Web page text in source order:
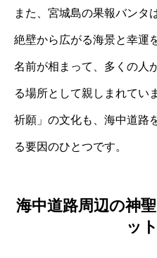
また、宮城島の果報バンタ
絶壁から広がる海景と幸運
名前が相まって、多くの人
る場所として親しまれてい
祈願」の文化も、海中道路
る要因のひとつです。
海中道路周辺の神
ッ